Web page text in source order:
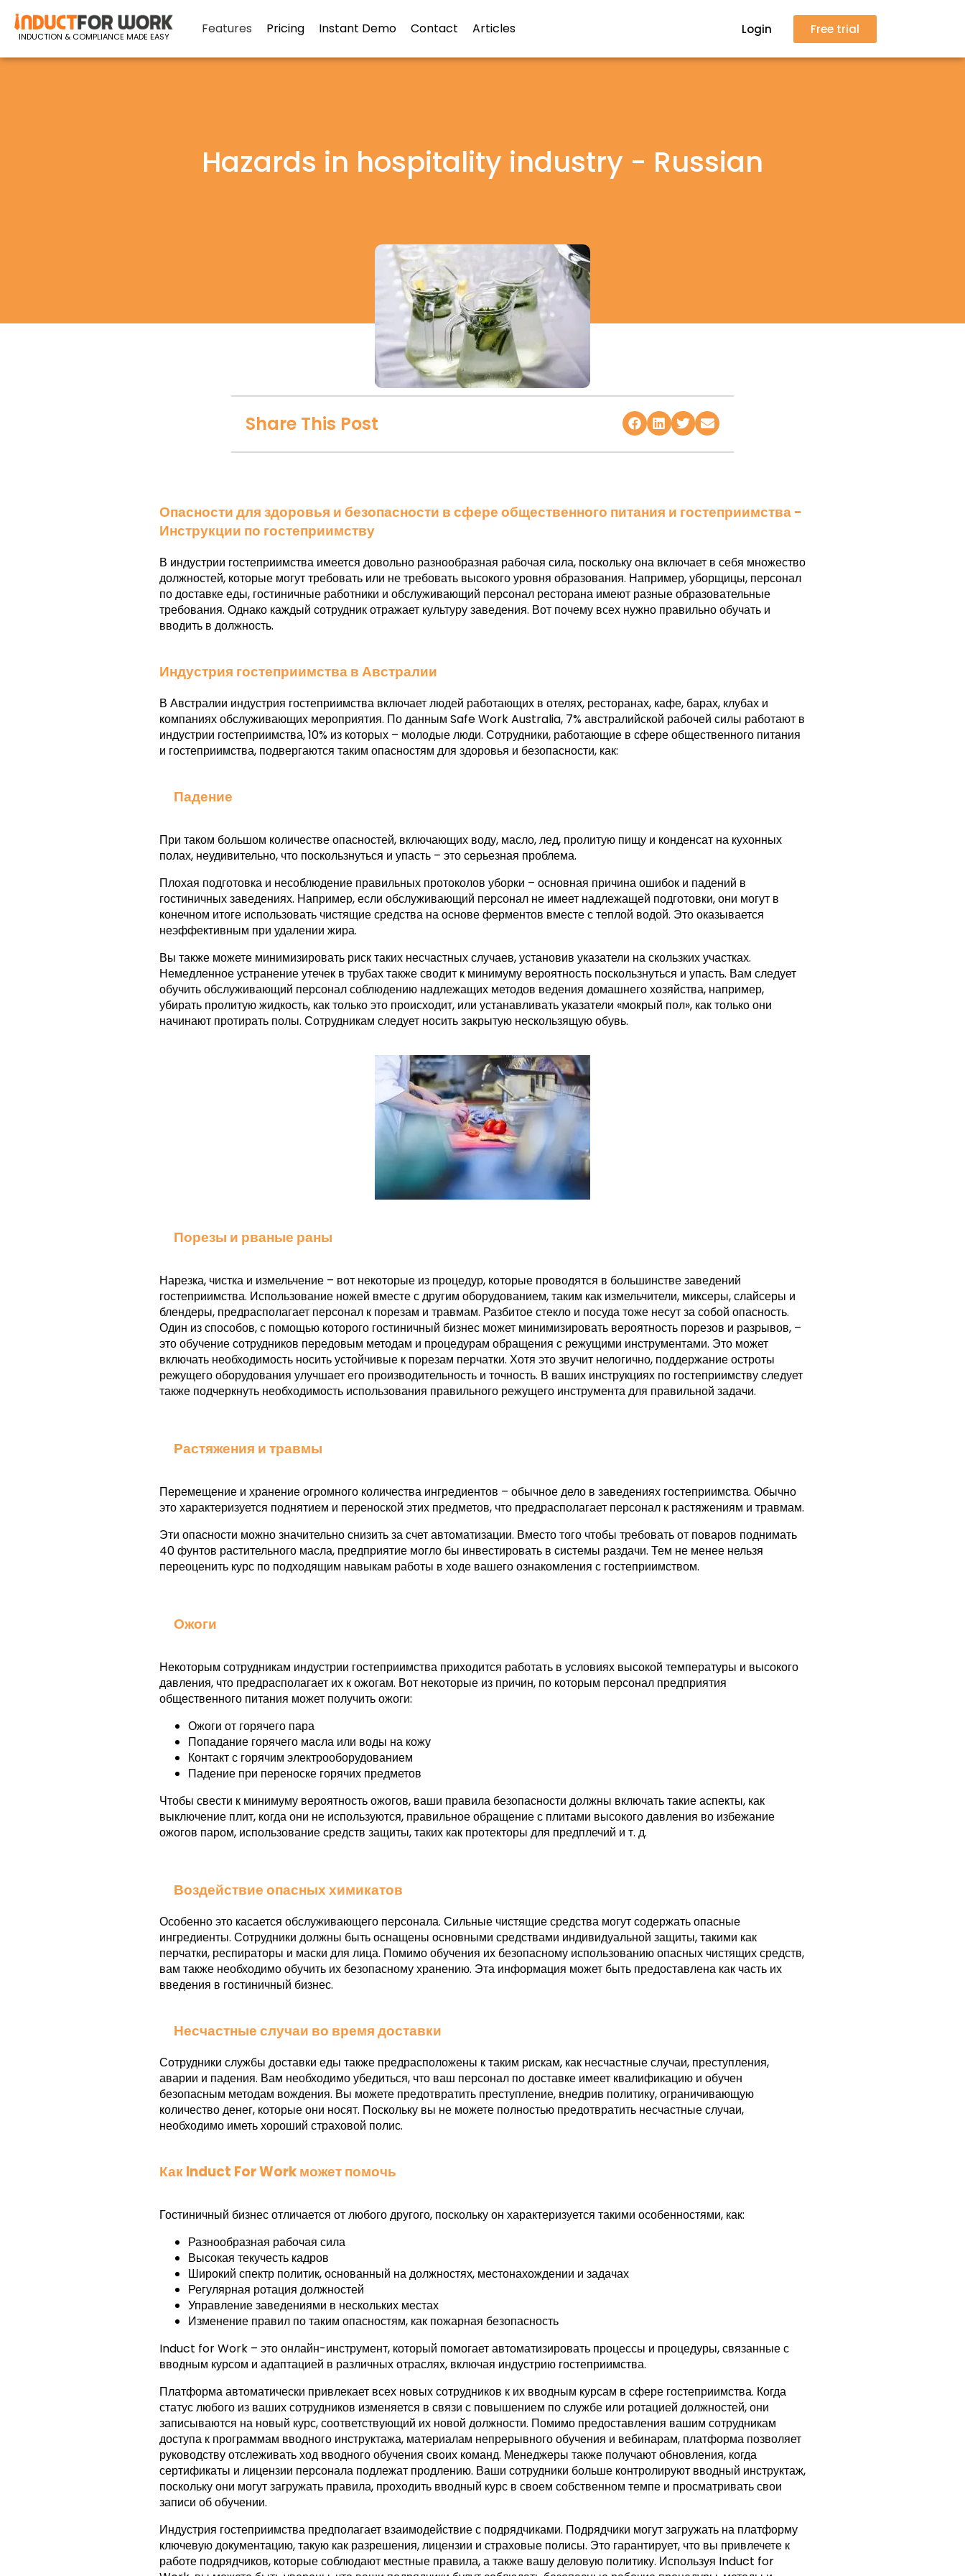
INDUCTION & COMPLIANCE MADE EASY Features Pricing Instant Demo Contact Articles Login Free trial
Hazards in hospitality industry - Russian
Share This Post
Опасности для здоровья и безопасности в сфере общественного питания и гостеприимства -
Инструкции по гостеприимству
В индустрии гостеприимства имеется довольно разнообразная рабочая сила, поскольку она включает в себя множество
должностей, которые могут требовать или не требовать высокого уровня образования. Например, уборщицы, персонал
по доставке еды, гостиничные работники и обслуживающий персонал ресторана имеют разные образовательные
требования. Однако каждый сотрудник отражает культуру заведения. Вот почему всех нужно правильно обучать и
вводить в должность.
Индустрия гостеприимства в Австралии
В Австралии индустрия гостеприимства включает людей работающих в отелях, ресторанах, кафе, барах, клубах и
компаниях обслуживающих мероприятия. По данным Safe Work Australia, 7% австралийской рабочей силы работают в
индустрии гостеприимства, 10% из которых – молодые люди. Сотрудники, работающие в сфере общественного питания
и гостеприимства, подвергаются таким опасностям для здоровья и безопасности, как:
Падение
При таком большом количестве опасностей, включающих воду, масло, лед, пролитую пищу и конденсат на кухонных
полах, неудивительно, что поскользнуться и упасть – это серьезная проблема.
Плохая подготовка и несоблюдение правильных протоколов уборки – основная причина ошибок и падений в
гостиничных заведениях. Например, если обслуживающий персонал не имеет надлежащей подготовки, они могут в
конечном итоге использовать чистящие средства на основе ферментов вместе с теплой водой. Это оказывается
неэффективным при удалении жира.
Вы также можете минимизировать риск таких несчастных случаев, установив указатели на скользких участках.
Немедленное устранение утечек в трубах также сводит к минимуму вероятность поскользнуться и упасть. Вам следует
обучить обслуживающий персонал соблюдению надлежащих методов ведения домашнего хозяйства, например,
убирать пролитую жидкость, как только это происходит, или устанавливать указатели «мокрый пол», как только они
начинают протирать полы. Сотрудникам следует носить закрытую нескользящую обувь.
Порезы и рваные раны
Нарезка, чистка и измельчение – вот некоторые из процедур, которые проводятся в большинстве заведений
гостеприимства. Использование ножей вместе с другим оборудованием, таким как измельчители, миксеры, слайсеры и
блендеры, предрасполагает персонал к порезам и травмам. Разбитое стекло и посуда тоже несут за собой опасность.
Один из способов, с помощью которого гостиничный бизнес может минимизировать вероятность порезов и разрывов, –
это обучение сотрудников передовым методам и процедурам обращения с режущими инструментами. Это может
включать необходимость носить устойчивые к порезам перчатки. Хотя это звучит нелогично, поддержание остроты
режущего оборудования улучшает его производительность и точность. В ваших инструкциях по гостеприимству следует
также подчеркнуть необходимость использования правильного режущего инструмента для правильной задачи.
Растяжения и травмы
Перемещение и хранение огромного количества ингредиентов – обычное дело в заведениях гостеприимства. Обычно
это характеризуется поднятием и переноской этих предметов, что предрасполагает персонал к растяжениям и травмам.
Эти опасности можно значительно снизить за счет автоматизации. Вместо того чтобы требовать от поваров поднимать
40 фунтов растительного масла, предприятие могло бы инвестировать в системы раздачи. Тем не менее нельзя
переоценить курс по подходящим навыкам работы в ходе вашего ознакомления с гостеприимством.
Ожоги
Некоторым сотрудникам индустрии гостеприимства приходится работать в условиях высокой температуры и высокого
давления, что предрасполагает их к ожогам. Вот некоторые из причин, по которым персонал предприятия
общественного питания может получить ожоги:
Ожоги от горячего пара
Попадание горячего масла или воды на кожу
Контакт с горячим электрооборудованием
Падение при переноске горячих предметов
Чтобы свести к минимуму вероятность ожогов, ваши правила безопасности должны включать такие аспекты, как
выключение плит, когда они не используются, правильное обращение с плитами высокого давления во избежание
ожогов паром, использование средств защиты, таких как протекторы для предплечий и т. д.
Воздействие опасных химикатов
Особенно это касается обслуживающего персонала. Сильные чистящие средства могут содержать опасные
ингредиенты. Сотрудники должны быть оснащены основными средствами индивидуальной защиты, такими как
перчатки, респираторы и маски для лица. Помимо обучения их безопасному использованию опасных чистящих средств,
вам также необходимо обучить их безопасному хранению. Эта информация может быть предоставлена как часть их
введения в гостиничный бизнес.
Несчастные случаи во время доставки
Сотрудники службы доставки еды также предрасположены к таким рискам, как несчастные случаи, преступления,
аварии и падения. Вам необходимо убедиться, что ваш персонал по доставке имеет квалификацию и обучен
безопасным методам вождения. Вы можете предотвратить преступление, внедрив политику, ограничивающую
количество денег, которые они носят. Поскольку вы не можете полностью предотвратить несчастные случаи,
необходимо иметь хороший страховой полис.
Как Induct For Work может помочь
Гостиничный бизнес отличается от любого другого, поскольку он характеризуется такими особенностями, как:
Разнообразная рабочая сила
Высокая текучесть кадров
Широкий спектр политик, основанный на должностях, местонахождении и задачах
Регулярная ротация должностей
Управление заведениями в нескольких местах
Изменение правил по таким опасностям, как пожарная безопасность
Induct for Work – это онлайн-инструмент, который помогает автоматизировать процессы и процедуры, связанные с
вводным курсом и адаптацией в различных отраслях, включая индустрию гостеприимства.
Платформа автоматически привлекает всех новых сотрудников к их вводным курсам в сфере гостеприимства. Когда
статус любого из ваших сотрудников изменяется в связи с повышением по службе или ротацией должностей, они
записываются на новый курс, соответствующий их новой должности. Помимо предоставления вашим сотрудникам
доступа к программам вводного инструктажа, материалам непрерывного обучения и вебинарам, платформа позволяет
руководству отслеживать ход вводного обучения своих команд. Менеджеры также получают обновления, когда
сертификаты и лицензии персонала подлежат продлению. Ваши сотрудники больше контролируют вводный инструктаж,
поскольку они могут загружать правила, проходить вводный курс в своем собственном темпе и просматривать свои
записи об обучении.
Индустрия гостеприимства предполагает взаимодействие с подрядчиками. Подрядчики могут загружать на платформу
ключевую документацию, такую как разрешения, лицензии и страховые полисы. Это гарантирует, что вы привлечете к
работе подрядчиков, которые соблюдают местные правила, а также вашу деловую политику. Используя Induct for